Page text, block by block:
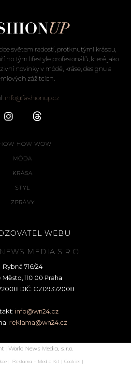
světem radostí, protknutými krásou,
ho tým lifestyle profesionálů, které jako
novinky v módě, kráse, designu a
zážitcích.
info@fashionup.cz
HOW WOW
MÓDA
KRÁSA
STYL
ZPRÁVY
WEBU
MEDIA S.R.O.
Rybná 716/24
110 00 Praha
DIČ: CZ09372008
info@wn24.cz
reklama@wn24.cz
| World News Media, s.r.o.
| Reklama – Media Kit | Cookies |